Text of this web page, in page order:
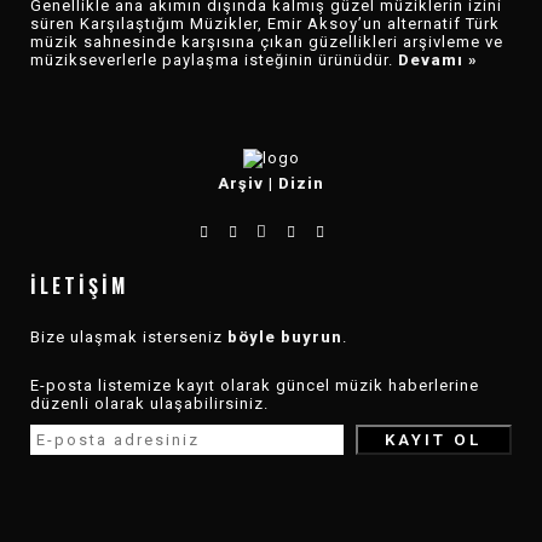
Genellikle ana akımın dışında kalmış güzel müziklerin izini
süren Karşılaştığım Müzikler, Emir Aksoy’un alternatif Türk
müzik sahnesinde karşısına çıkan güzellikleri arşivleme ve
müzikseverlerle paylaşma isteğinin ürünüdür. Devamı »
Arşiv | Dizin
İLETIŞIM
Bize ulaşmak isterseniz böyle buyrun .
E-posta listemize kayıt olarak güncel müzik haberlerine
düzenli olarak ulaşabilirsiniz.